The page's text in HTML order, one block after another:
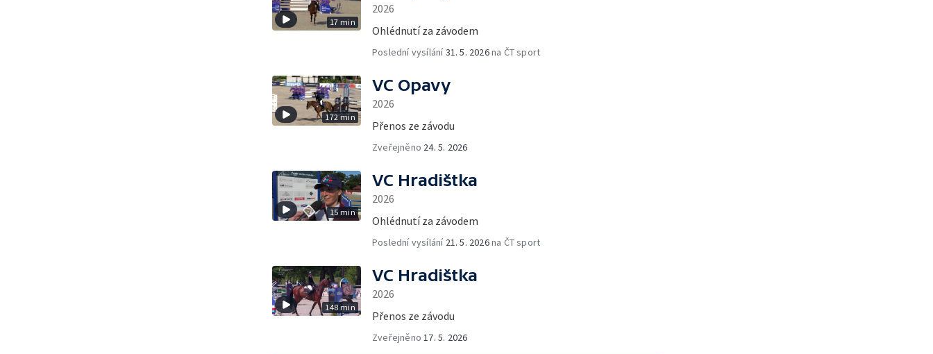
17 min
2026
Ohlédnutí za závodem
Poslední vysílání31. 5. 2026na ČT sport
172 min
VC Opavy
2026
Přenos ze závodu
Zveřejněno 24. 5. 2026
15 min
VC Hradištka
2026
Ohlédnutí za závodem
Poslední vysílání 21. 5. 2026na ČT sport
148 min
VC Hradištka
2026
Přenos ze závodu
Zveřejněno 17. 5. 2026